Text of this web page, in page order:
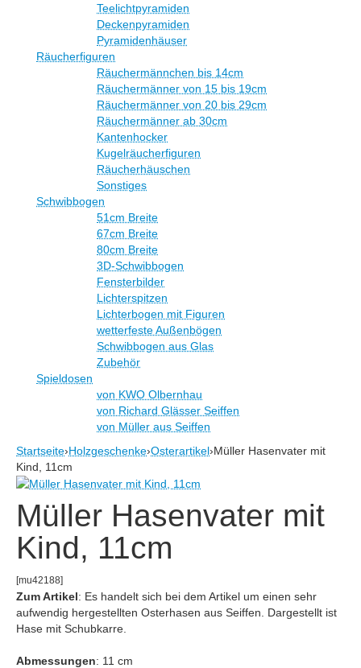
Teelichtpyramiden
Deckenpyramiden
Pyramidenhäuser
Räucherfiguren
Räuchermännchen bis 14cm
Räuchermänner von 15 bis 19cm
Räuchermänner von 20 bis 29cm
Räuchermänner ab 30cm
Kantenhocker
Kugelräucherfiguren
Räucherhäuschen
Sonstiges
Schwibbogen
51cm Breite
67cm Breite
80cm Breite
3D-Schwibbogen
Fensterbilder
Lichterspitzen
Lichterbogen mit Figuren
wetterfeste Außenbögen
Schwibbogen aus Glas
Zubehör
Spieldosen
von KWO Olbernhau
von Richard Glässer Seiffen
von Müller aus Seiffen
Startseite›Holzgeschenke›Osterartikel›Müller Hasenvater mit
Kind, 11cm
Müller Hasenvater mit
Kind, 11cm
[mu42188]
Zum Artikel: Es handelt sich bei dem Artikel um einen sehr
aufwendig hergestellten Osterhasen aus Seiffen. Dargestellt ist
Hase mit Schubkarre.
Abmessungen: 11 cm